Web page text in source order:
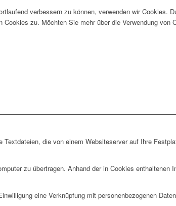
verbessern zu können, verwenden wir Cookies.
zu. Möchten Sie mehr über die Verwendung von
die von einem Websiteserver auf Ihre
zu übertragen. Anhand der in Cookies
eine Verknüpfung mit personenbezogenen